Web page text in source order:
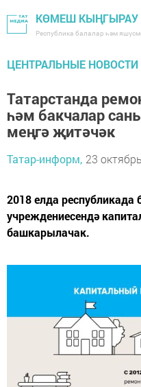
КӨМЕШ КЫҢГЫРАУ
Республика балалар һәм
ЦЕНТРАЛЬНЫЕ НОВОСТИ
Татарстанда
һәм бакчалар
меңгә җитәчәк
Татар-информ, 23
2018 елда
учреждениесендә
башкарылачак.